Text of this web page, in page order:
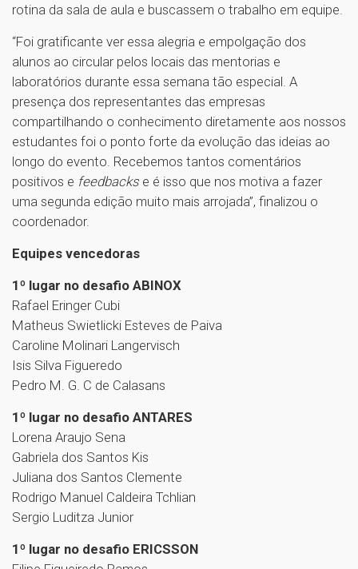
rotina da sala de aula e buscassem o trabalho em equipe.
“Foi gratificante ver essa alegria e empolgação dos
alunos ao circular pelos locais das mentorias e
laboratórios durante essa semana tão especial. A
presença dos representantes das empresas
compartilhando o conhecimento diretamente aos nossos
estudantes foi o ponto forte da evolução das ideias ao
longo do evento. Recebemos tantos comentários
positivos e feedbacks e é isso que nos motiva a fazer
uma segunda edição muito mais arrojada”, finalizou o
coordenador.
Equipes vencedoras
1º lugar no desafio ABINOX
Rafael Eringer Cubi
Matheus Swietlicki Esteves de Paiva
Caroline Molinari Langervisch
Isis Silva Figueredo
Pedro M. G. C de Calasans
1º lugar no desafio ANTARES
Lorena Araujo Sena
Gabriela dos Santos Kis
Juliana dos Santos Clemente
Rodrigo Manuel Caldeira Tchlian
Sergio Luditza Junior
1º lugar no desafio ERICSSON